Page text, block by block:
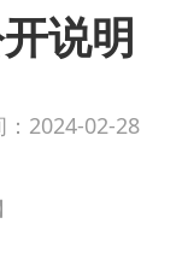
说明
2024-02-28
畜牧